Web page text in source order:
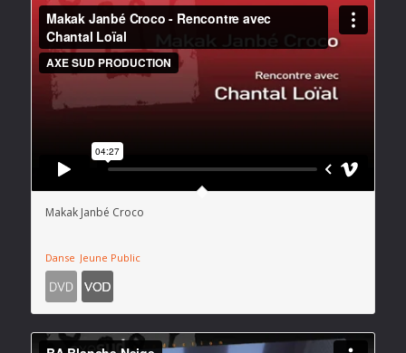
Makak Janbé Croco
Danse Jeune Public